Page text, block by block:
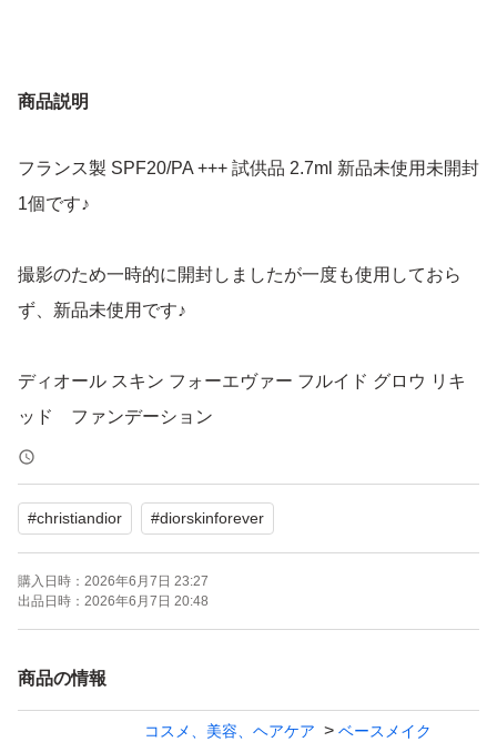
商品説明
フランス製 SPF20/PA +++ 試供品 2.7ml 新品未使用未開封
1個です♪
撮影のため一時的に開封しましたが一度も使用しておら
ず、新品未使用です♪
ディオール スキン フォーエヴァー フルイド グロウ リキ
ッド ファンデーション
Dior Forever Skin Glow 1N
【特徴】
・ツヤと透明感のある上質なセミグロウ肌を演出
・高密着＆高保湿で、時間が経ってもくすまず美しい仕上
がりをキープ
#christiandior #diorskinforever
購入日時： 2026年6月7日 23:27
出品日時： 2026年6月7日 20:48
商品の情報
コスメ、美容、ヘアケア
ベースメイク